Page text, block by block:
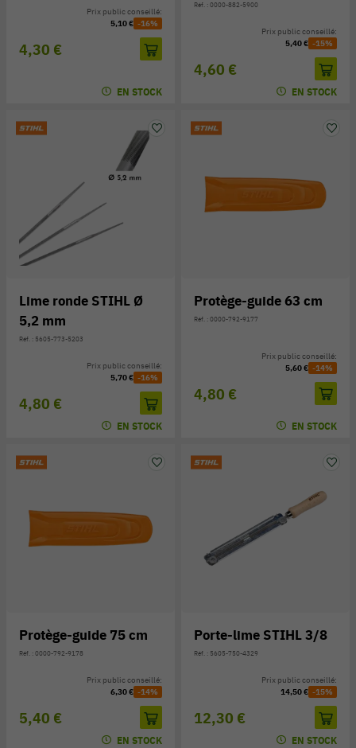
4,30 €
Prix public conseillé:
5,10 € -16%
EN STOCK
Réf. : 0000-882-5900
4,60 €
Prix public conseillé:
5,40 € -15%
EN STOCK
Lime ronde STIHL Ø
5,2 mm
Réf. : 5605-773-5203
4,80 €
Prix public conseillé:
5,70 € -16%
EN STOCK
Protège-guide 63 cm
Réf. : 0000-792-9177
4,80 €
Prix public conseillé:
5,60 € -14%
EN STOCK
Protège-guide 75 cm
Réf. : 0000-792-9178
5,40 €
Prix public conseillé:
6,30 € -14%
EN STOCK
Porte-lime STIHL 3/8
Réf. : 5605-750-4329
12,30 €
Prix public conseillé:
14,50 € -15%
EN STOCK